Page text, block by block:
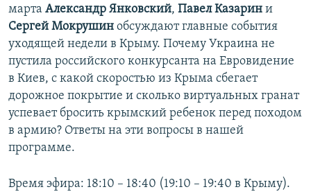
марта Александр Янковский, Павел Казарин и
Сергей Мокрушин обсуждают главные события
уходящей недели в Крыму. Почему Украина не
пустила российского конкурсанта на Евровидение
в Киев, с какой скоростью из Крыма сбегает
дорожное покрытие и сколько виртуальных гранат
успевает бросить крымский ребенок перед походом
в армию? Ответы на эти вопросы в нашей
программе.
Время эфира: 18:10 – 18:40 (19:10 – 19:40 в Крыму).